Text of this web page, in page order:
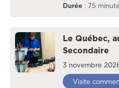
Durée : 75
Le Québec,
Secondaire
3 novembre
Visite